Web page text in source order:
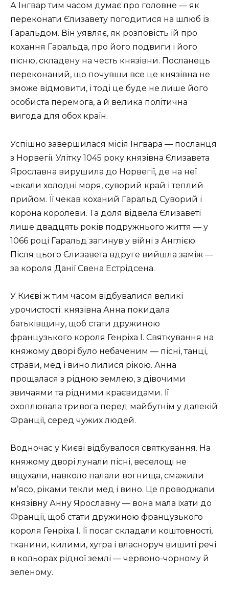
А Інгвар тим часом думає про головне — як
переконати Єлизавету погодитися на шлюб із
Гаральдом. Він уявляє, як розповість їй про
кохання Гаральда, про його подвиги і його
пісню, складену на честь князівни. Посланець
переконаний, що почувши все це князівна не
зможе відмовити, і тоді це буде не лише його
особиста перемога, а й велика політична
вигода для обох країн.
Успішно завершилася місія Інгвара — посланця
з Норвегії. Улітку 1045 року князівна Єлизавета
Ярославна вирушила до Норвегії, де на неї
чекали холодні моря, суворий край і теплий
прийом. Її чекав коханий Гаральд Суворий і
корона королеви. Та доля відвела Єлизаветі
лише двадцять років подружнього життя — у
1066 році Гаральд загинув у війні з Англією.
Після цього Єлизавета вдруге вийшла заміж —
за короля Данії Свена Естрідсена.
У Києві ж тим часом відбувалися великі
урочистості: князівна Анна покидала
батьківщину, щоб стати дружиною
французького короля Генріха I. Святкування на
княжому дворі було небаченим — пісні, танці,
страви, мед і вино лилися рікою. Анна
прощалася з рідною землею, з дівочими
звичаями та рідними краєвидами. Її
охоплювала тривога перед майбутнім у далекій
Франції, серед чужих людей.
Водночас у Києві відбувалося святкування. На
княжому дворі лунали пісні, веселощі не
вщухали, навколо палали вогнища, смажили
м’ясо, ріками текли мед і вино. Це проводжали
князівну Анну Ярославну — вона мала їхати до
Франції, щоб стати дружиною французького
короля Генріха I. Її посаг складали коштовності,
тканини, килими, хутра і власноруч вишиті речі
в кольорах рідної землі — червоно-чорному й
зеленому.